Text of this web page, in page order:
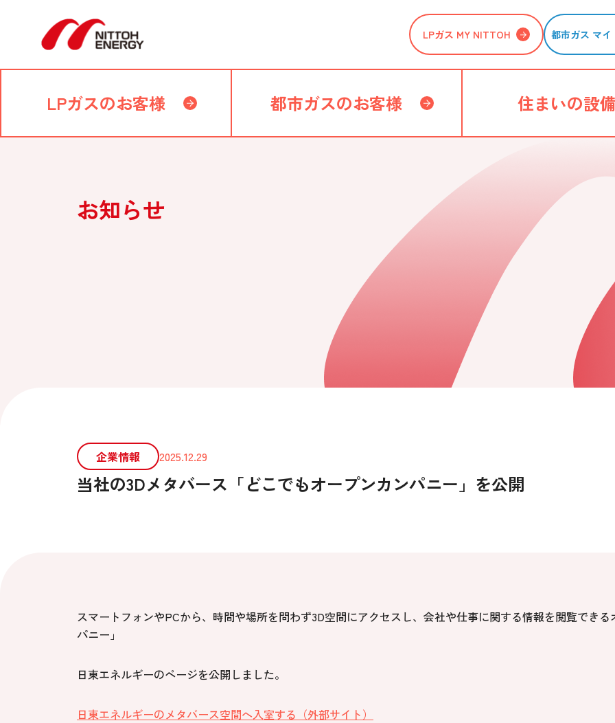
LPガス MY NITTOH 都市ガス マ
LPガスのお客様 都市ガスのお客様 住まいの設
お知らせ
企業情報 2025.12.29
当社の3Dメタバース「どこでもオープンカンパニー」を公開
スマートフォンやPCから、時間や場所を問わず3D空間にアクセスし、会社や仕事に関する情報を閲覧でき
パニー」
日東エネルギーのページを公開しました。
日東エネルギーのメタバース空間へ入室する（外部サイト）